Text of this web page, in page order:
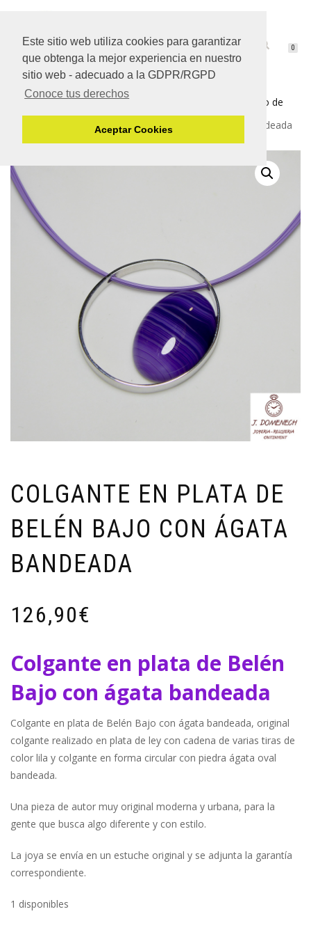
Este sitio web utiliza cookies para garantizar
que obtenga la mejor experiencia en nuestro
sitio web - adecuado a la GDPR/RGPD
Conoce tus derechos
Aceptar Cookies
CAMBIAR
NAVEGACIÓN
0
Inicio/Plata de ley de 925 mm.
Joyas de Belén Bajo de
/ Colgante en plata de Belén Bajo con ágata bandeada
COLGANTE EN PLATA DE
BELÉN BAJO CON ÁGATA
BANDEADA
126,90€
Colgante en plata de Belén
Bajo con ágata bandeada
Colgante en plata de Belén Bajo con ágata bandeada, original
colgante realizado en plata de ley con cadena de varias tiras de
color lila y colgante en forma circular con piedra ágata oval
bandeada.
Una pieza de autor muy original moderna y urbana, para la
gente que busca algo diferente y con estilo.
La joya se envía en un estuche original y se adjunta la garantía
correspondiente.
1 disponibles